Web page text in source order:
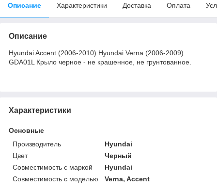
Описание Характеристики Доставка Оплата
Описание
Hyundai Accent (2006-2010) Hyundai Verna (2006-2009)
GDA01L Крыло черное - не крашенное, не грунтованное.
Характеристики
Основные
Производитель
Hyundai
Цвет
Черный
Совместимость с маркой
Hyundai
Совместимость с моделью
Verna, Accent